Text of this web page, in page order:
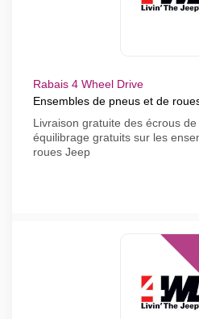
Rabais 4 Wheel Drive
Ensembles de pneus et de
Livraison gratuite des écrous
équilibrage gratuits sur les
roues Jeep